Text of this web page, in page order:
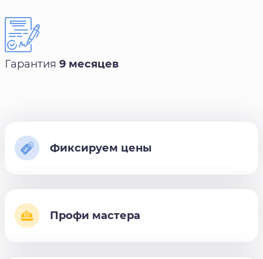
Гарантия 9 месяцев
Фиксируем цены
Профи мастера